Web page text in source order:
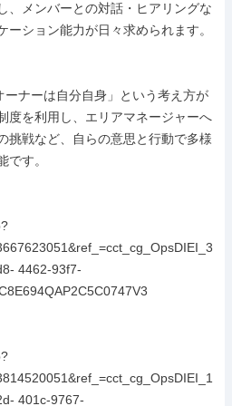
、メンバーとの対話・ヒアリングな
ーション能力が日々求められます。
ナーは自分自身」という考え方が
度を利用し、エリアマネージャーへ
挑戦など、自らの意思と行動で多様
です。
4462-93f7-
401c-9767-